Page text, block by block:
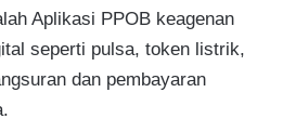
Aplikasi PPOB keagenan
seperti pulsa, token listrik,
dan pembayaran